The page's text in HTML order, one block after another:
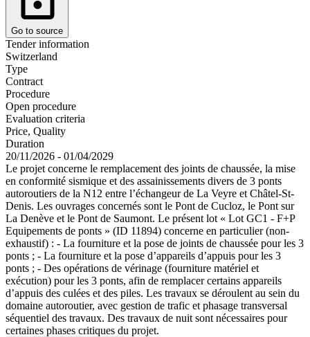
Go to source
Tender information
Switzerland
Type
Contract
Procedure
Open procedure
Evaluation criteria
Price, Quality
Duration
20/11/2026 - 01/04/2029
Le projet concerne le remplacement des joints de chaussée, la mise
en conformité sismique et des assainissements divers de 3 ponts
autoroutiers de la N12 entre l’échangeur de La Veyre et Châtel-St-
Denis. Les ouvrages concernés sont le Pont de Cucloz, le Pont sur
La Denève et le Pont de Saumont. Le présent lot « Lot GC1 - F+P
Equipements de ponts » (ID 11894) concerne en particulier (non-
exhaustif) : - La fourniture et la pose de joints de chaussée pour les 3
ponts ; - La fourniture et la pose d’appareils d’appuis pour les 3
ponts ; - Des opérations de vérinage (fourniture matériel et
exécution) pour les 3 ponts, afin de remplacer certains appareils
d’appuis des culées et des piles. Les travaux se déroulent au sein du
domaine autoroutier, avec gestion de trafic et phasage transversal
séquentiel des travaux. Des travaux de nuit sont nécessaires pour
certaines phases critiques du projet.